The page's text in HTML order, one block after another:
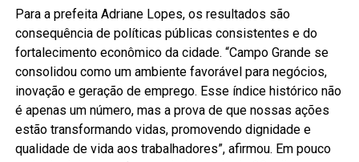
Para a prefeita Adriane Lopes, os resultados são
consequência de políticas públicas consistentes e do
fortalecimento econômico da cidade. “Campo Grande se
consolidou como um ambiente favorável para negócios,
inovação e geração de emprego. Esse índice histórico não
é apenas um número, mas a prova de que nossas ações
estão transformando vidas, promovendo dignidade e
qualidade de vida aos trabalhadores”, afirmou. Em pouco